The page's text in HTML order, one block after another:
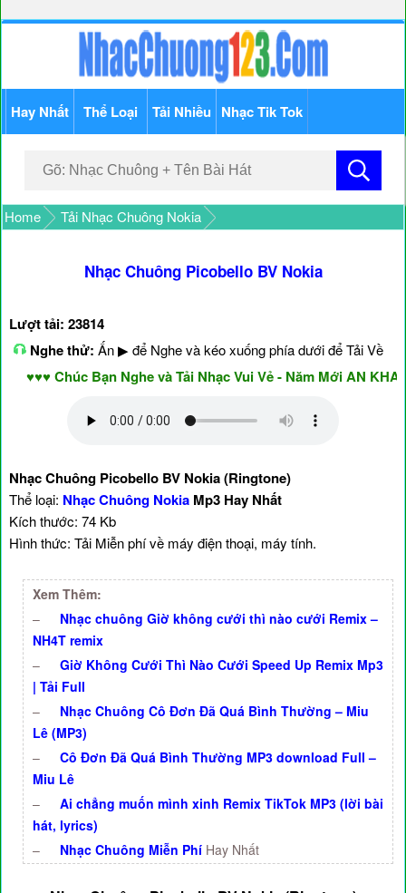
Hay Nhất Thể Loại Tải Nhiều Nhạc Tik Tok
Home Tải Nhạc Chuông Nokia
Nhạc Chuông Picobello BV Nokia
Lượt tải: 23814
Nghe thử: Ấn ▶ để Nghe và kéo xuống phía dưới để Tải Về
Chúc Bạn Nghe và Tải Nhạc Vui Vẻ - Năm Mới AN KHANG
Nhạc Chuông Picobello BV Nokia (Ringtone)
Thể loại: Nhạc Chuông Nokia Mp3 Hay Nhất
Kích thước: 74 Kb
Hình thức: Tải Miễn phí về máy điện thoại, máy tính.
Xem Thêm:
–
Nhạc chuông Giờ không cưới thì nào cưới Remix –
NH4T remix
–
Giờ Không Cưới Thì Nào Cưới Speed Up Remix Mp3
| Tải Full
–
Nhạc Chuông Cô Đơn Đã Quá Bình Thường – Miu
Lê (MP3)
–
Cô Đơn Đã Quá Bình Thường MP3 download Full –
Miu Lê
–
Ai chẳng muốn mình xinh Remix TikTok MP3 (lời bài
hát, lyrics)
–
Nhạc Chuông Miễn Phí Hay Nhất